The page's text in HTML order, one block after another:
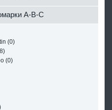
A-B-C
(0)
(0)